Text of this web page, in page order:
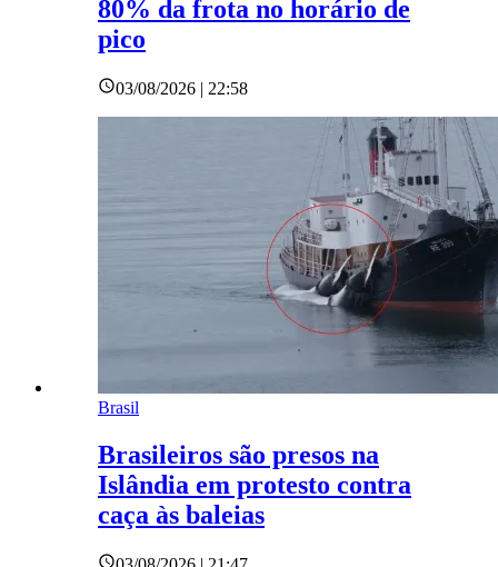
80% da frota no horário de
pico
03/08/2026 | 22:58
Brasil
Brasileiros são presos na
Islândia em protesto contra
caça às baleias